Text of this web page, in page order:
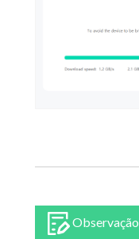
Observação